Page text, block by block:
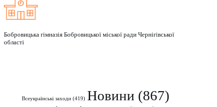
Бобровицька гімназія Бобровицької міської ради Чернігівської
області
Всеукраїнські заходи(419) Новини (867)